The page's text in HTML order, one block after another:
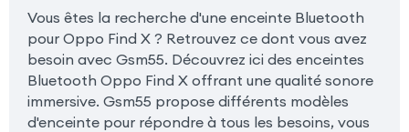
Vous êtes la recherche d'une enceinte Bluetooth
pour Oppo Find X ? Retrouvez ce dont vous avez
besoin avec Gsm55. Découvrez ici des enceintes
Bluetooth Oppo Find X offrant une qualité sonore
immersive. Gsm55 propose différents modèles
d'enceinte pour répondre à tous les besoins, vous